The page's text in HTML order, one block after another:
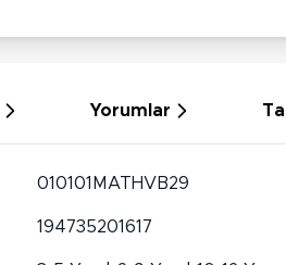
Yorumlar
010101MATHVB29
194735201617